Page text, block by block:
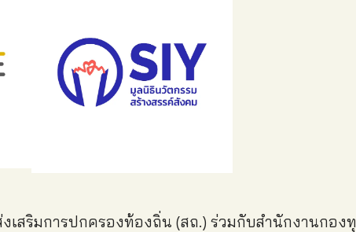
เสริมการปกครองท้องถิ่น (สถ.) ร่วมกับสำนักงานกอง